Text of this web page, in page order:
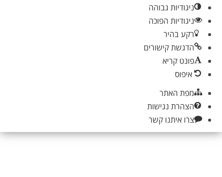
ניגודיות גבוהה
ניגודיות הפוכה
רקע בהיר
הדגשת קישורים
פונט קריא
איפוס
מפת האתר
הצהרת נגישות
צרו איתנו קשר